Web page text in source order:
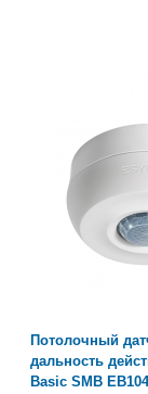
Потолочный
дальность
Basic SMB